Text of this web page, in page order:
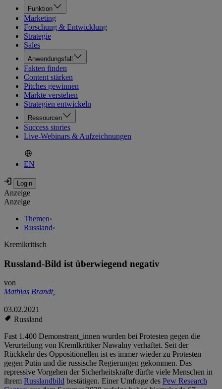
Funktion
Marketing
Forschung & Entwicklung
Strategie
Sales
Anwendungsfall
Fakten finden
Content stärken
Pitches gewinnen
Märkte verstehen
Strategien entwickeln
Ressourcen
Success stories
Live-Webinars & Aufzeichnungen
EN
Anzeige
Anzeige
Themen›
Russland›
Kremlkritisch
Russland-Bild ist überwiegend negativ
von
Mathias Brandt,
03.02.2021
Russland
Fast 1.400 Demonstrant_innen wurden bei Protesten gegen die
Verurteilung von Kremlkritiker Nawalny verhaftet. Seit der
Rückkehr des Oppositionellen ist es immer wieder zu Protesten
gegen Putin und die russische Regierungen gekommen. Das
repressive Vorgehen der Sicherheitskräfte dürfte viele Menschen in
ihrem Russlandbild bestätigen. Einer Umfrage des Pew Research